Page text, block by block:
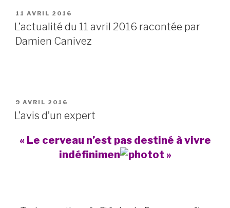
PUBLIÉ
LE
11 AVRIL 2016
L’actualité du 11 avril 2016 racontée par
Damien Canivez
PUBLIÉ
LE
9 AVRIL 2016
L’avis d’un expert
« Le cerveau n’est pas destiné à vivre
indéfinimen
t »